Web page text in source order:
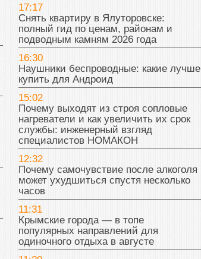
17:17
Снять квартиру в Ялуторовске:
полный гид по ценам, районам и
подводным камням 2026 года
16:30
Наушники беспроводные: какие лучше
купить для Андроид
15:02
Почему выходят из строя сопловые
нагреватели и как увеличить их срок
службы: инженерный взгляд
специалистов НОМАКОН
12:32
Почему самочувствие после алкоголя
может ухудшиться спустя несколько
часов
11:31
Крымские города — в топе
популярных направлений для
одиночного отдыха в августе